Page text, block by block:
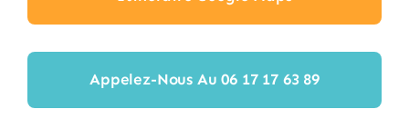
Appelez-Nous Au 06 17 17 63 89